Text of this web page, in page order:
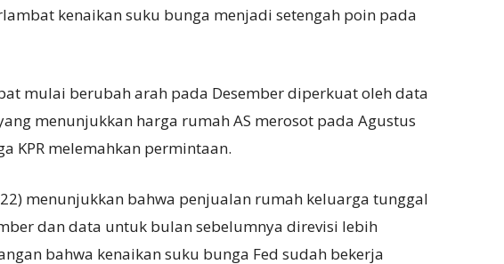
kenaikan suku bunga menjadi setengah poin pada
mulai berubah arah pada Desember diperkuat oleh data
menunjukkan harga rumah AS merosot pada Agustus
KPR melemahkan permintaan.
menunjukkan bahwa penjualan rumah keluarga tunggal
dan data untuk bulan sebelumnya direvisi lebih
bahwa kenaikan suku bunga Fed sudah bekerja